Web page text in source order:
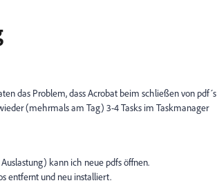
das Problem, dass Acrobat beim schließen von pdf´s
(mehrmals am Tag) 3-4 Tasks im Taskmanager
kann ich neue pdfs öffnen.
entfernt und neu installiert.